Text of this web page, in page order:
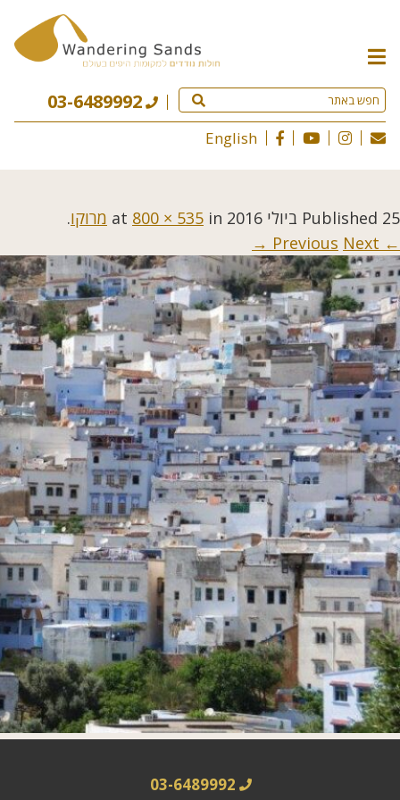
תפריט
האתר
03-6489992
English
Published 25 ביולי 2016 800 × 535 in מרוקו.
← Previous
Next →
03-6489992